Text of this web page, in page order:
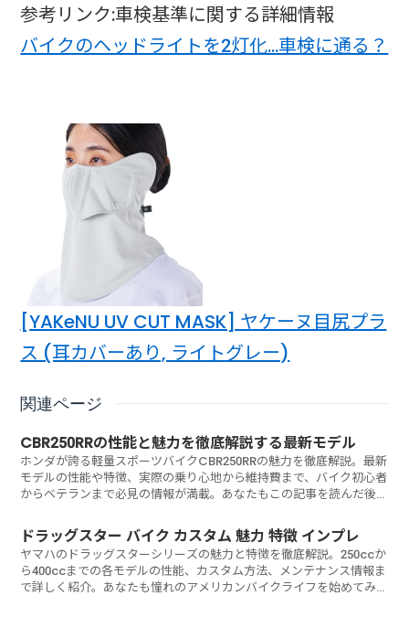
参考リンク:車検基準に関する詳細情報
バイクのヘッドライトを2灯化…車検に通る？
[YAKeNU UV CUT MASK] ヤケーヌ目尻プラ
ス (耳カバーあり, ライトグレー)
関連ページ
CBR250RRの性能と魅力を徹底解説する最新モデル
ホンダが誇る軽量スポーツバイクCBR250RRの魅力を徹底解説。最新
モデルの性能や特徴、実際の乗り心地から維持費まで、バイク初心者
からベテランまで必見の情報が満載。あなたもこの記事を読んだ後、
ドラッグスター バイク カスタム 魅力 特徴 インプレ
ヤマハのドラッグスターシリーズの魅力と特徴を徹底解説。250ccか
ら400ccまでの各モデルの性能、カスタム方法、メンテナンス情報ま
で詳しく紹介。あなたも憧れのアメリカンバイクライフを始めてみま